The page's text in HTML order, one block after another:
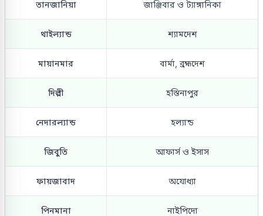
তানজানিয়া জাঞ্জিবার ও ট্যাঙ্গানিকা
থাইল্যান্ড শ্যামদেশ
মায়ানমার বার্মা, ব্রহ্মদেশ
দিল্লী হস্তিনাপুর
নেদারল্যান্ড হল্যান্ড
জিবুতি আফার্স ও ইসাস
ফায়জাবাদ অযোধ্যা
পিনমানা নাইপিদো